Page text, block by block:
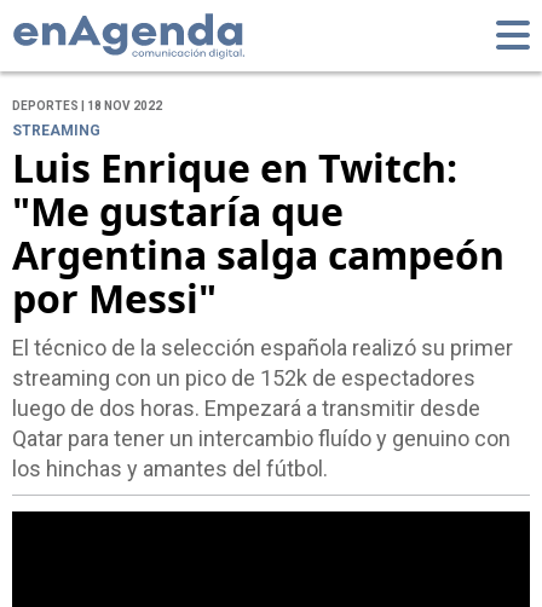
DEPORTES | 18 NOV 2022
STREAMING
Luis Enrique en Twitch:
"Me gustaría que
Argentina salga campeón
por Messi"
El técnico de la selección española realizó su primer
streaming con un pico de 152k de espectadores
luego de dos horas. Empezará a transmitir desde
Qatar para tener un intercambio fluído y genuino con
los hinchas y amantes del fútbol.